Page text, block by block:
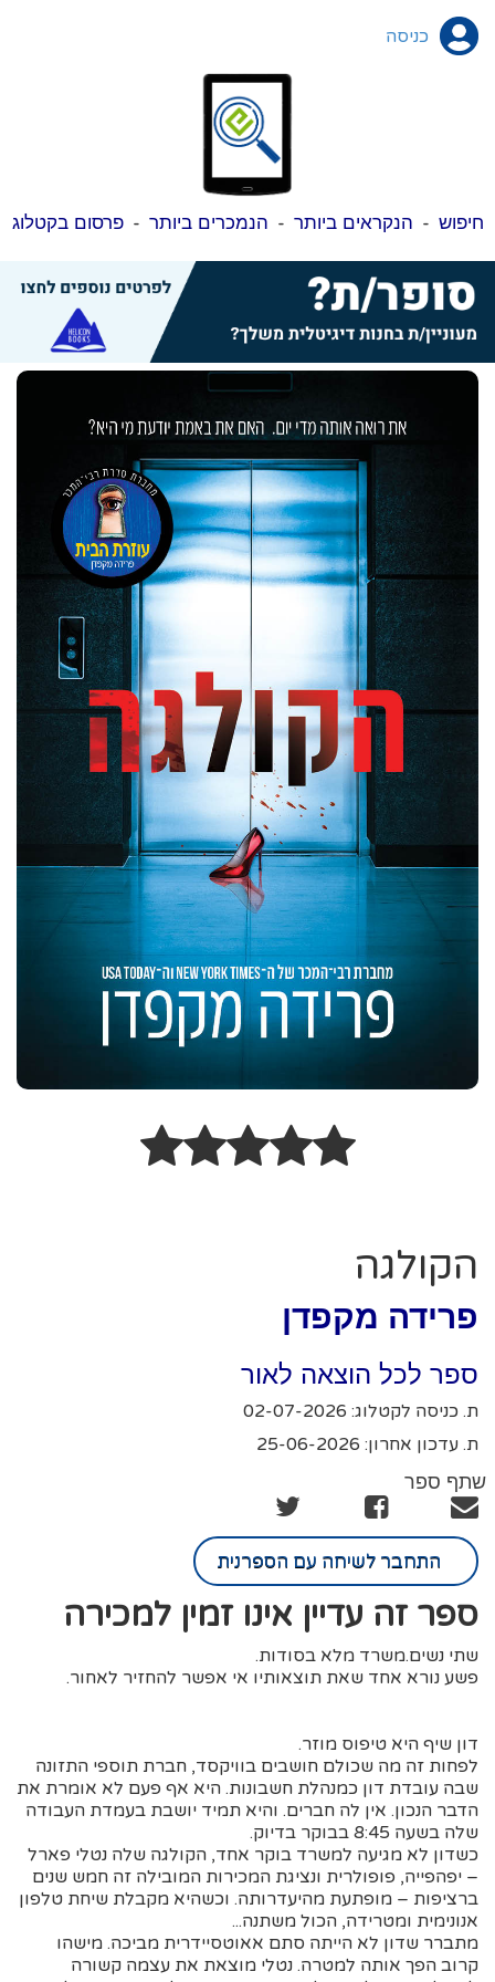
כניסה
חיפוש - הנקראים ביותר - הנמכרים ביותר -פרסום בקטלוג
הקולגה
פרידה מקפדן
ספר לכל הוצאה לאור
ת. כניסה לקטלוג: 02-07-2026
ת. עדכון אחרון: 25-06-2026
שתף ספר
התחבר לשיחה עם הספרנית
ספר זה עדיין אינו זמין למכירה
שתי נשים.משרד מלא בסודות.
פשע נורא אחד שאת תוצאותיו אי אפשר להחזיר לאחור.
דון שיף היא טיפוס מוזר.
לפחות זה מה שכולם חושבים בוויקסד, חברת תוספי התזונה
שבה עובדת דון כמנהלת חשבונות. היא אף פעם לא אומרת את
הדבר הנכון. אין לה חברים. והיא תמיד יושבת בעמדת העבודה
שלה בשעה 8:45 בבוקר בדיוק.
כשדון לא מגיעה למשרד בוקר אחד, הקולגה שלה נטלי פארל
– יפהפייה, פופולרית ונציגת המכירות המובילה זה חמש שנים
ברציפות – מופתעת מהיעדרותה. וכשהיא מקבלת שיחת טלפון
אנונימית ומטרידה, הכול משתנה...
מתברר שדון לא הייתה סתם אאוטסיידרית מביכה. מישהו
קרוב הפך אותה למטרה. נטלי מוצאת את עצמה קשורה